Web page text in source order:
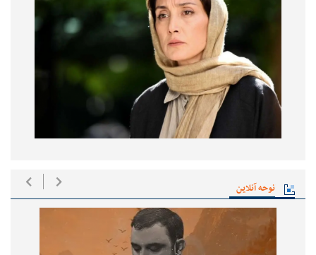
نوحه آنلاین